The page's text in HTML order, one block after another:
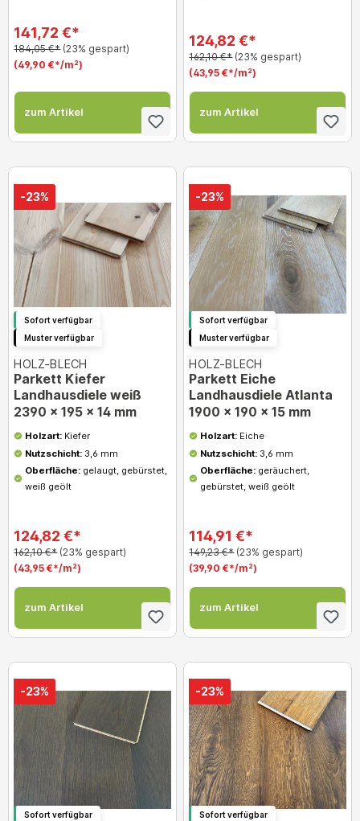
141,72 €*
184,05 €* (23% gespart)
(49,90 €*/m²)
zum Artikel
124,82 €*
162,10 €* (23% gespart)
(43,95 €*/m²)
zum Artikel
-23%
Sofort verfügbar
Muster verfügbar
HOLZ-BLECH
Parkett Kiefer
Landhausdiele weiß
2390 x 195 x 14 mm
Holzart: Kiefer
Nutzschicht:3,6 mm
Oberfläche: gelaugt, gebürstet,
weiß geölt
124,82 €*
162,10 €* (23% gespart)
(43,95 €*/m²)
zum Artikel
-23%
Sofort verfügbar
Muster verfügbar
HOLZ-BLECH
Parkett Eiche
Landhausdiele Atlanta
1900 x 190 x 15 mm
Holzart: Eiche
Nutzschicht: 3,6 mm
Oberfläche: geräuchert,
gebürstet, weiß geölt
114,91 €*
149,23 €* (23% gespart)
(39,90 €*/m²)
zum Artikel
-23%
Sofort verfügbar
-23%
Sofort verfügbar